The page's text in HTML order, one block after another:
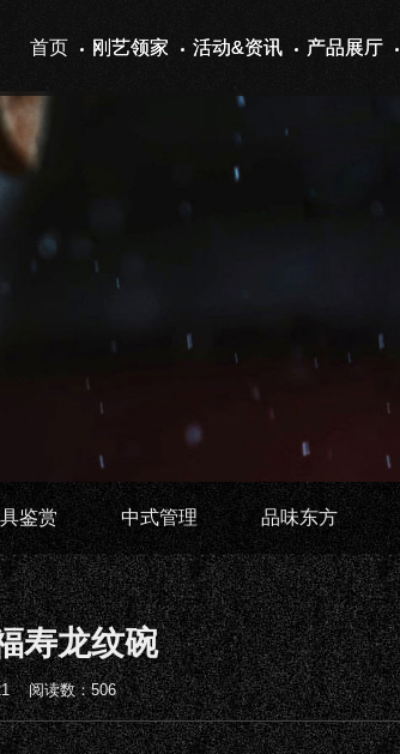
首页 刚艺领家 活动&资讯 产品展厅
鉴赏 中式管理 品味东方
寿龙纹碗
阅读数：506